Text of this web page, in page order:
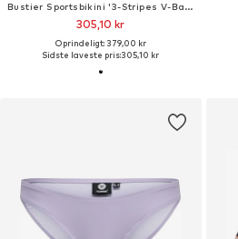
Bustier Sportsbikini '3-Stripes V-Back'
305,10 kr
Oprindeligt: 379,00 kr
Sidste laveste pris:305,10 kr